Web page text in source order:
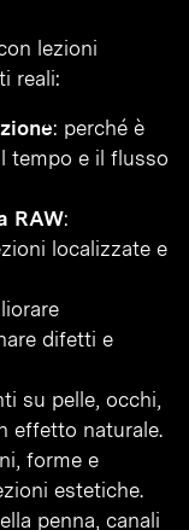
lezioni
reali:
: perché è
tempo e il flusso
RAW:
localizzate e
difetti e
su pelle, occhi,
effetto naturale.
forme e
estetiche.
penna, canali